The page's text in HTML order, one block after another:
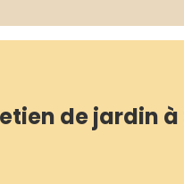
de jardin à